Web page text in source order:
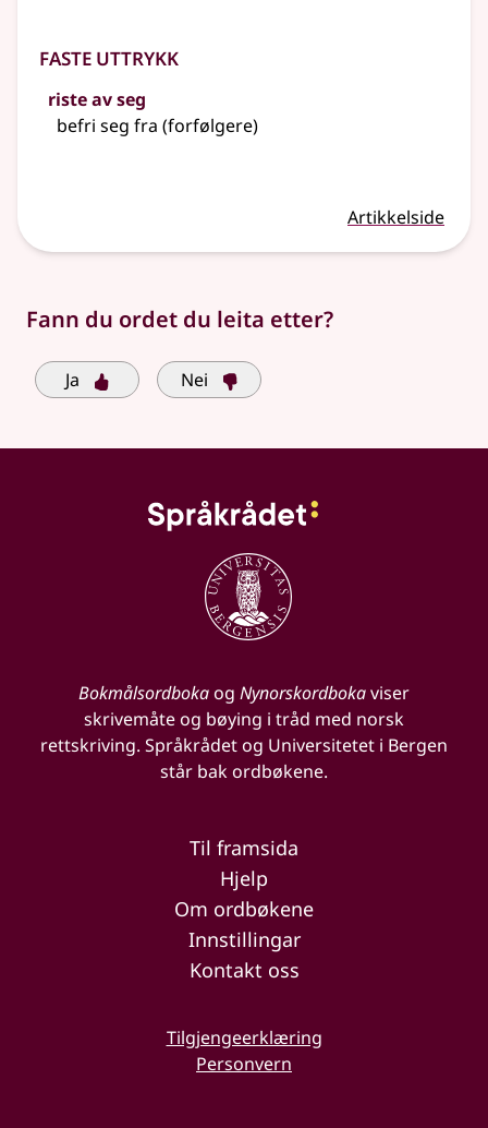
Faste uttrykk
riste av seg
befri seg fra (forfølgere)
Artikkelside
Fann du ordet du leita etter?
Ja Nei
Bokmålsordbokaog Nynorskordbokaviser
skrivemåte og bøying i tråd med norsk
rettskriving. Språkrådet og Universitetet i Bergen
står bak ordbøkene.
Til framsida
Hjelp
Om ordbøkene
Innstillingar
Kontakt oss
Tilgjengeerklæring
Personvern